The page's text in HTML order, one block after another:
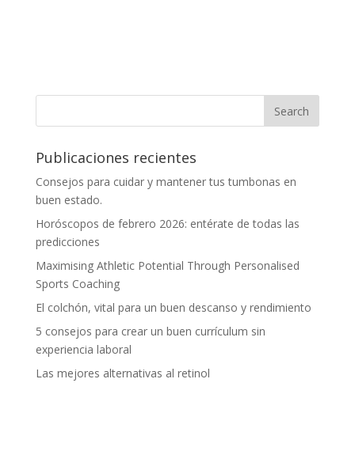
Publicaciones recientes
Consejos para cuidar y mantener tus tumbonas en
buen estado.
Horóscopos de febrero 2026: entérate de todas las
predicciones
Maximising Athletic Potential Through Personalised
Sports Coaching
El colchón, vital para un buen descanso y rendimiento
5 consejos para crear un buen currículum sin
experiencia laboral
Las mejores alternativas al retinol